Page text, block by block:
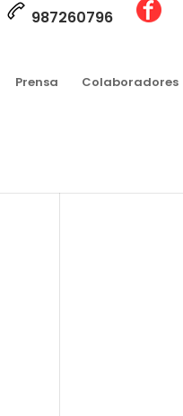
987260796
Prensa Colaboradores